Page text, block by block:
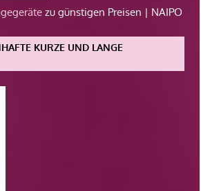
zu günstigen Preisen | NAIPO
KURZE UND LANGE